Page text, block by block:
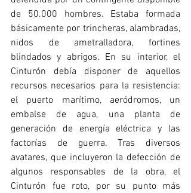
de 50.000 hombres. Estaba formada
básicamente por trincheras, alambradas,
nidos de ametralladora, fortines
blindados y abrigos. En su interior, el
Cinturón debía disponer de aquellos
recursos necesarios para la resistencia:
el puerto marítimo, aeródromos, un
embalse de agua, una planta de
generación de energía eléctrica y las
factorías de guerra. Tras diversos
avatares, que incluyeron la defección de
algunos responsables de la obra, el
Cinturón fue roto, por su punto más